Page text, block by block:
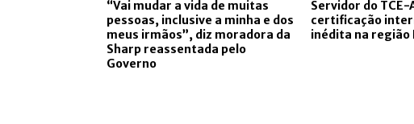
“Vai mudar a vida de muitas
pessoas, inclusive a minha e dos
meus irmãos”, diz moradora da
Sharp reassentada pelo
Governo
Servidor do TCE-
certificação
inédita na região